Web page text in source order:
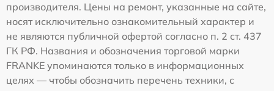
производителя. Цены на ремонт, указанные на сайте,
носят исключительно ознакомительный характер и
не являются публичной офертой согласно п. 2 ст. 437
ГК РФ. Названия и обозначения торговой марки
FRANKE упоминаются только в информационных
целях — чтобы обозначить перечень техники, с